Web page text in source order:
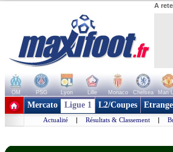
A
OM PSG Lyon Lille Monaco Chelsea Man
+ de clubs
Mercato Ligue 1 L2/Coupes
Actualité | Résultats & Classement |